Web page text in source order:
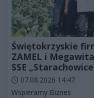
Świętokrzyskie
ZAMEL i
SSE
Data dodania artykułu:
07.08.2026 14:47
Kategorie artykułu:
Wspieramy Biznes